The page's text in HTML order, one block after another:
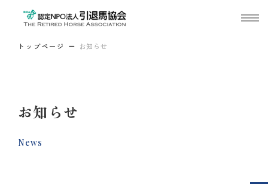
トップページ お知らせ
お知らせ
News